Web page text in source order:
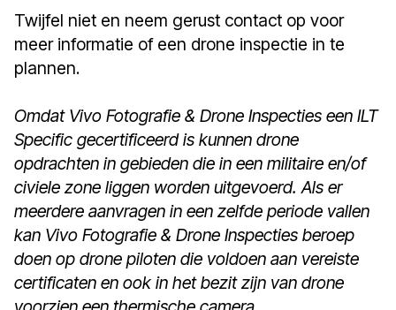
Twijfel niet en neem gerust contact op voor
meer informatie of een drone inspectie in te
plannen.
Omdat Vivo Fotografie & Drone Inspecties een ILT
Specific gecertificeerd is kunnen drone
opdrachten in gebieden die in een militaire en/of
civiele zone liggen worden uitgevoerd. Als er
meerdere aanvragen in een zelfde periode vallen
kan Vivo Fotografie & Drone Inspecties beroep
doen op drone piloten die voldoen aan vereiste
certificaten en ook in het bezit zijn van drone